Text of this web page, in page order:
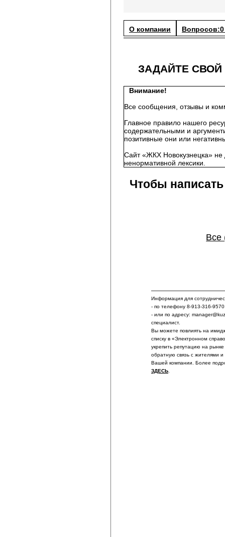
О компании
ЗАДАЙТЕ
Внимание!
Все сообщения, отзывы и
Главное правило нашего
содержательными и
позитивные они или
Сайт «ЖКХ Новокузнецка» не
ненормативной лексики.
Чтобы
Все
Информация для
- по телефону 8-913-316-9570
- или по адресу:
специалист.
Вы можете повлиять на
списку в «Электронном
укрепить репутацию на
обратную связь с жителями и
Вашей компании. Более
ЗДЕСЬ